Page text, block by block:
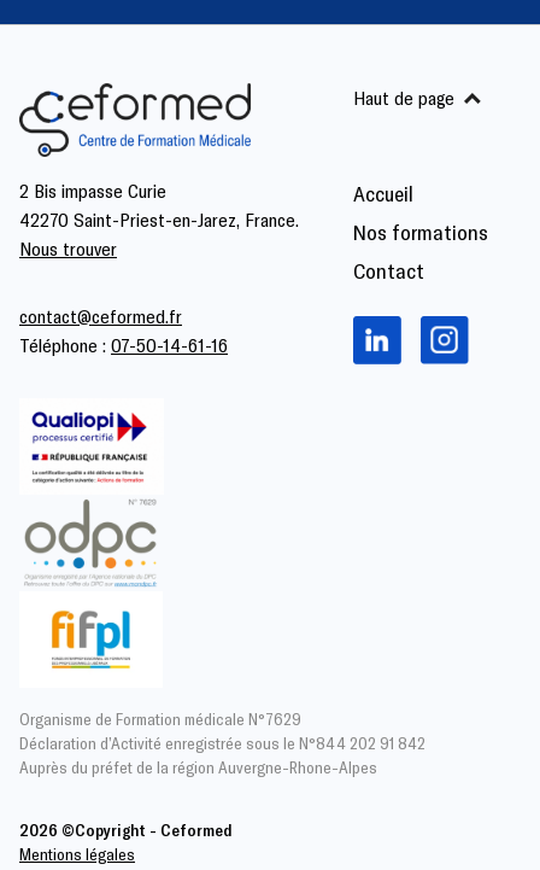
2 Bis impasse Curie
42270 Saint-Priest-en-Jarez, France.
Nous trouver
Organisme de Formation médicale N°7629
Déclaration d’Activité enregistrée sous le N°844 202 91 842
Auprès du préfet de la région Auvergne-Rhone-Alpes
Accueil
Nos formations
Contact
Haut de page
contact@ceformed.fr
Téléphone : 07-50-14-61-16
2026 ©Copyright - Ceformed
Mentions légales